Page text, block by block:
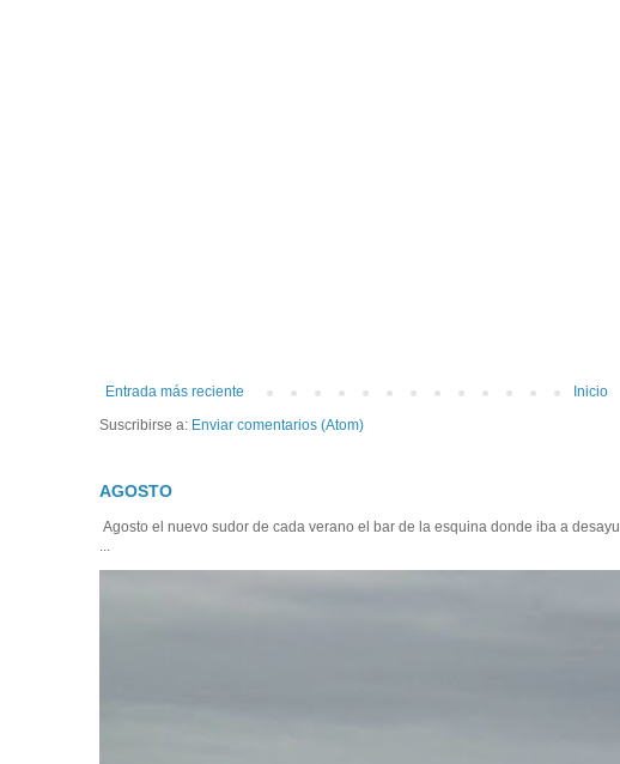
Entrada más reciente
Inicio
Suscribirse a: Enviar comentarios (Atom)
AGOSTO
Agosto el nuevo sudor de cada verano el bar de la esquina donde iba a
...